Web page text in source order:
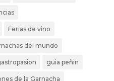
Ferias de vino
del mundo
guia peñin
de la Garnacha